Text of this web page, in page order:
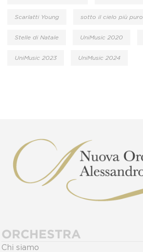
Scarlatti Young sotto il cielo più puro
Stelle di Natale UniMusic 2020
UniMusic 2023 UniMusic 2024
ORCHESTRA
Chi siamo